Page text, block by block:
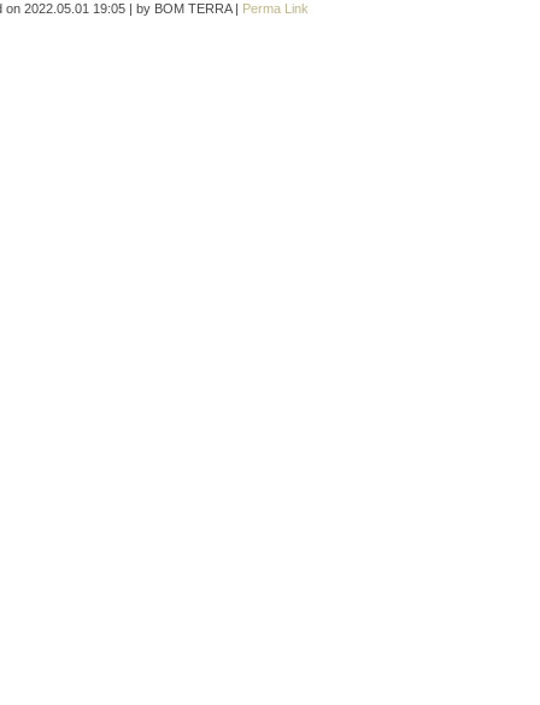
on 2022.05.01 19:05 | by BOM TERRA| Perma Link